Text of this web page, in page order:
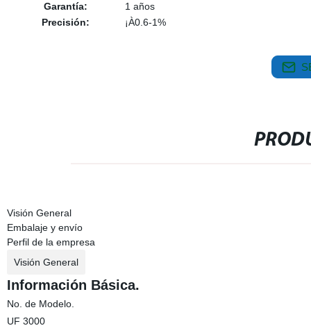
Garantía:
1 años
Precisión:
¡À0.6-1%
Visión General
Embalaje y envío
Perfil de la empresa
Visión General
Información Básica.
No. de Modelo.
UF 3000